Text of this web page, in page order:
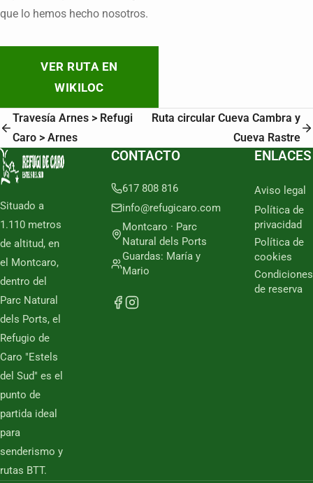
que lo hemos hecho nosotros.
VER RUTA EN
WIKILOC
Travesía Arnes > Refugi
Caro > Arnes
Ruta circular Cueva Cambra y
Cueva Rastre
Situado a
1.110 metros
de altitud, en
el Montcaro,
dentro del
Parc Natural
dels Ports, el
Refugio de
Caro "Estels
del Sud" es el
punto de
partida ideal
para
senderismo y
rutas BTT.
CONTACTO
617 808 816
info@refugicaro.com
Montcaro · Parc
Natural dels Ports
Guardas: María y
Mario
ENLACES
Aviso legal
Política de
privacidad
Política de
cookies
Condiciones
de reserva